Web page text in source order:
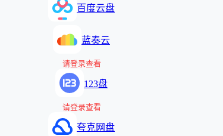
百度云盘
蓝奏云
请登录查看
123盘
请登录查看
夸克网盘